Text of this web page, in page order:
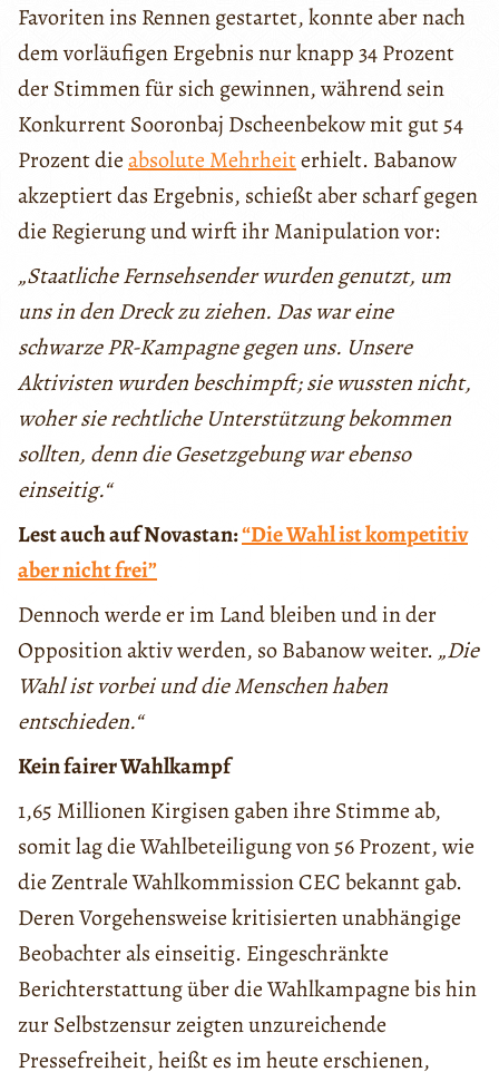
Favoriten ins Rennen gestartet, konnte aber nach
dem vorläufigen Ergebnis nur knapp 34 Prozent
der Stimmen für sich gewinnen, während sein
Konkurrent Sooronbaj Dscheenbekow mit gut 54
Prozent dieabsolute Mehrheiterhielt. Babanow
akzeptiert das Ergebnis, schießt aber scharf gegen
die Regierung und wirft ihr Manipulation vor:
„Staatliche Fernsehsender wurden genutzt, um
uns in den Dreck zu ziehen. Das war eine
schwarze PR-Kampagne gegen uns. Unsere
Aktivisten wurden beschimpft; sie wussten nicht,
woher sie rechtliche Unterstützung bekommen
sollten, denn die Gesetzgebung war ebenso
einseitig.“
Lest auch auf Novastan:“Die Wahl ist kompetitiv
aber nicht frei”
Dennoch werde er im Land bleiben und in der
Opposition aktiv werden, so Babanow weiter. „Die
Wahl ist vorbei und die Menschen haben
entschieden.“
Kein fairer Wahlkampf
1,65 Millionen Kirgisen gaben ihre Stimme ab,
somit lag die Wahlbeteiligung von 56 Prozent, wie
die Zentrale Wahlkommission CEC bekannt gab.
Deren Vorgehensweise kritisierten unabhängige
Beobachter als einseitig. Eingeschränkte
Berichterstattung über die Wahlkampagne bis hin
zur Selbstzensur zeigten unzureichende
Pressefreiheit, heißt es im heute erschienen,